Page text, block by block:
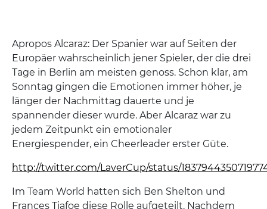
Apropos Alcaraz: Der Spanier war auf Seiten der
Europäer wahrscheinlich jener Spieler, der die drei
Tage in Berlin am meisten genoss. Schon klar, am
Sonntag gingen die Emotionen immer höher, je
länger der Nachmittag dauerte und je
spannender dieser wurde. Aber Alcaraz war zu
jedem Zeitpunkt ein emotionaler
Energiespender, ein Cheerleader erster Güte.
http://twitter.com/LaverCup/status/
Im Team World hatten sich Ben Shelton und
Frances Tiafoe diese Rolle aufgeteilt. Nachdem